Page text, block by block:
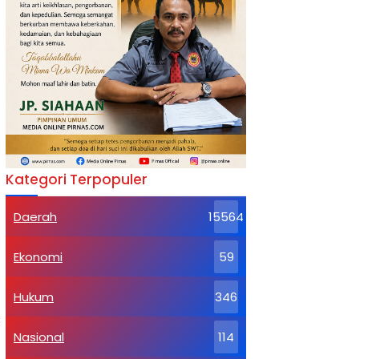
Kategori Terpopuler
Daerah 15564
Ekonomi 59
Hukum 346
Nasional 114